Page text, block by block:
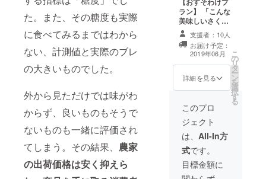
た。また、その糖度も実際
に食べてみるまではわから
ない、計測値と実際のブレ
の大きいものでした。
外から見ただけでは味がわ
からず、良いものもそうで
ないものも一緒に評価され
てしまう。その結果、 農家
の出荷価格は安く抑えら
るだけ
でな
く、味
も自信
をもっ
てお届
けする
ため
ひとつ
味の保
証書が
添付さ
れてい
ます。
（お届
もちろ
ん、こ
パック
ひとつ
ずつに
味の保
証書が
ます。
（お届
け予定
日は収
穫日に
よって
前後し
ます
ラン】 「こんな
美味しいさくら
んぼだから、家
族にも、ご近所
にも、友達にも
おすそわけした
い！」という方
向けのプランで
入った超お得な
プランです。
パックひとつず
つに味の保証書
が添付されてい
ます。（お届け
予定日は収穫日
によって前後し
支援者：10人
お届け予定：
2019年06月
詳細を見る
こ
の
リ
タ
ー
ン
を
選
択
す
る
このプロ
ジェクト
は、 All-In方
式です。
目標金額に